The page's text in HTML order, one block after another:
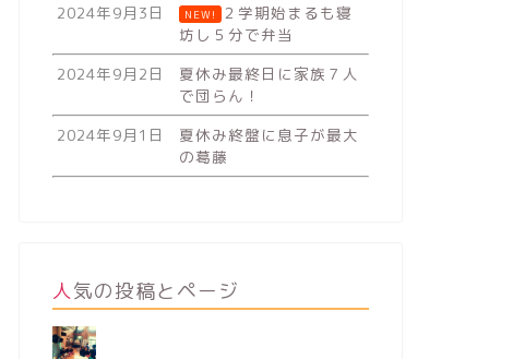
2024年9月3日
NEW! ２学期始まるも寝
坊し５分で弁当
2024年9月2日
夏休み最終日に家族７人
で団らん！
2024年9月1日
夏休み終盤に息子が最大
の葛藤
人気の投稿とページ